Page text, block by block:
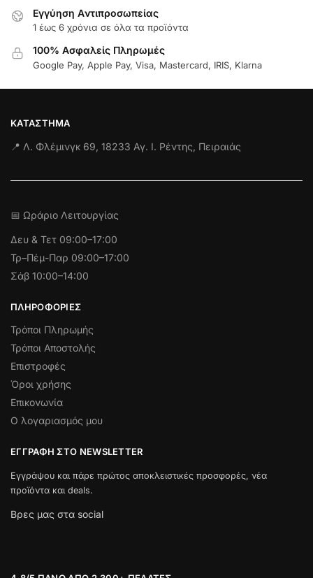
Εγγύηση Aντιπροσωπείας
1 έως 6 χρόνια σε όλα τα προϊόντα
100% Ασφαλείς Πληρωμές
Google Pay, Apple Pay, Visa, Mastercard, IRIS, Klarna
ΚΑΤΆΣΤΗΜΑ
📍 Λ. Φλέμινγκ 69, 18233 Αγ. Ι. Ρέντης, Πειραιάς
📅 Ωράριο Λειτουργίας
Δευ & Τετ 09:00–17:00
Τρ–Πέμ-Παρ 09:00–17:00
Σάβ 10:00–14:00
ΠΛΗΡΟΦΟΡΊΕΣ
Τρόποι Πληρωμής
Τρόποι Αποστολής
Επιστροφές
Όροι χρήσης
Επικονωνία
Ο λογαριασμός μου
ΕΓΓΡΑΦΉ ΣΤΟ NEWSLETTER
Εγγράψου και πάρε πρώτος αποκλειστικές προσφορές, νέα
προϊόντα και deals.
Βρες μας στα social